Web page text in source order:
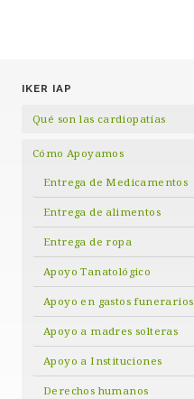
IKER IAP
Qué son las cardiopatías
Cómo Apoyamos
Entrega de Medicamentos
Entrega de alimentos
Entrega de ropa
Apoyo Tanatológico
Apoyo en gastos funerarios
Apoyo a madres solteras
Apoyo a Instituciones
Derechos humanos